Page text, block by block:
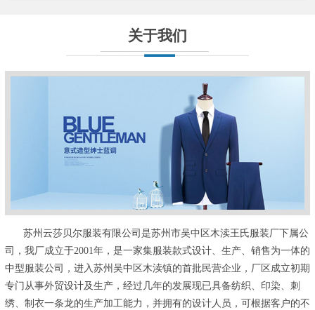
关于我们
苏州云莎贝尔服装有限公司是苏州市吴中区木渎王氏服装厂下属公
司，我厂成立于2001年，是一家集服装款式设计、生产、销售为一体的
中型服装公司，进入苏州吴中区木渎镇的首批民营企业，厂区成立初期
专门从事外贸设计及生产，经过几年的发展现已具备纺织、印染、刺
绣、制衣一条龙的生产加工能力，并拥有的设计人员，可根据客户的不